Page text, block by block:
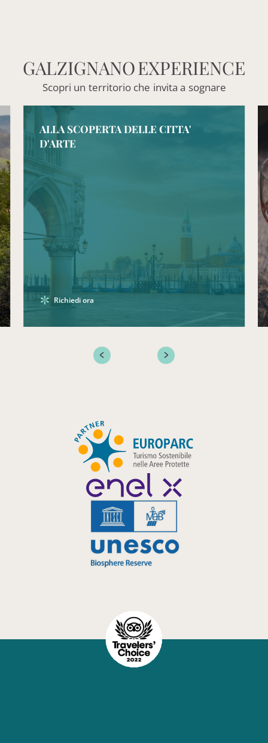
GALZIGNANOEXPERIENCE
Scopri un territorio che invita a sognare
ALLA SCOPERTA DELLE CITTA'
D'ARTE
Richiedi ora